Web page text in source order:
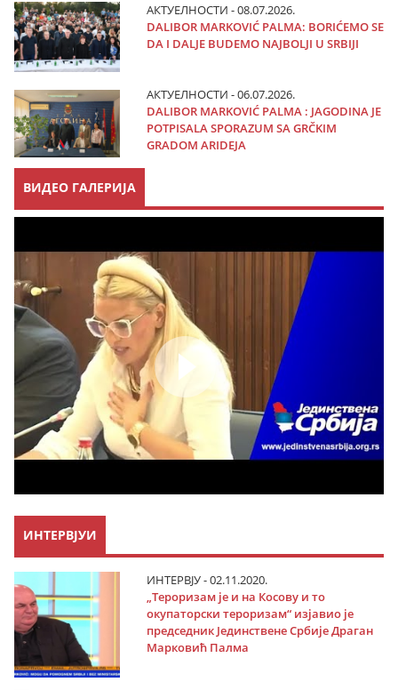
АКТУЕЛНОСТИ - 08.07.2026.
DALIBOR MARKOVIĆ PALMA: BORIĆEMO SE
DA I DALJE BUDEMO NAJBOLJI U SRBIJI
АКТУЕЛНОСТИ - 06.07.2026.
DALIBOR MARKOVIĆ PALMA : JAGODINA JE
POTPISALA SPORAZUM SA GRČKIM
GRADOM ARIDEJA
ВИДЕО ГАЛЕРИЈА
ИНТЕРВЈУИ
ИНТЕРВЈУ - 02.11.2020.
„Тероризам је и на Косову и то
окупаторски тероризам“ изјавио је
председник Јединствене Србије Драган
Марковић Палма